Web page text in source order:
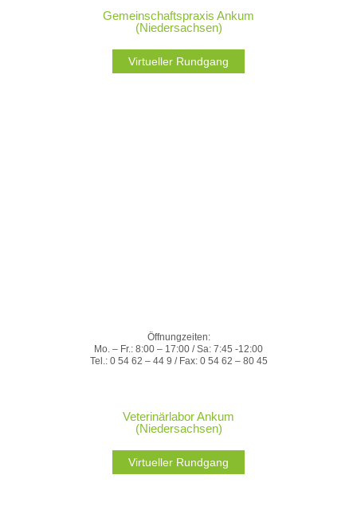
Gemeinschaftspraxis Ankum
(Niedersachsen)
Virtueller Rundgang
Öffnungzeiten:
Mo. – Fr.: 8:00 – 17:00 / Sa: 7:45 -12:00
Tel.: 0 54 62 – 44 9 / Fax: 0 54 62 – 80 45
Veterinärlabor Ankum
(Niedersachsen)
Virtueller Rundgang